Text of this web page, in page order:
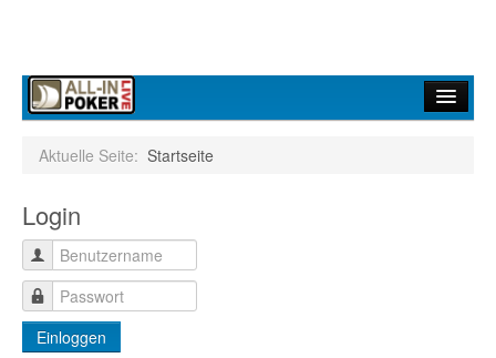
Infos
Turniere
Ergebnisdienst
Aktuelle Seite: Startseite
Login
Einloggen